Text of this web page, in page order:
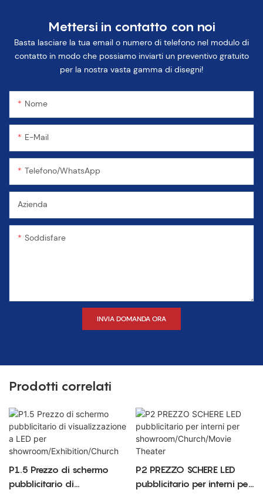
Mettersi in contatto con noi
Basta lasciare la tua email o numero di telefono nel modulo di
contatto in modo che possiamo inviarti un preventivo gratuito
per la nostra vasta gamma di disegni!
Nome
E-Mail
Telefono/WhatsApp
Azienda
Soddisfare
INVIA DOMANDA ORA
Prodotti correlati
P1.5 Prezzo di schermo
pubblicitario di
P2 PREZZO SCHERE LED
pubblicitario per interni per